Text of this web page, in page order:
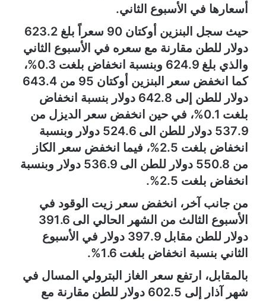
أسعارها في الأسبوع الثاني.
حيث سجل البنزين أوكتان 90 سعراً بلغ 623.2
دولار للطن مقارنة مع سعره في الأسبوع الثاني
والذي بلغ 624.9 وبنسبة انخفاض بلغت 0.3%،
كما انخفض سعر البنزين أوكتان 95 من 643.4
دولار للطن إلى 642.8 دولار بنسبة انخفاض
بلغت 0.1%، في حين انخفض سعر الديزل من
537.9 دولار للطن الى 524.6 دولار وبنسبة
انخفاض بلغت 2.5%، فيما انخفض سعر الكاز
من 550.8 دولار للطن الى 536.9 دولار وبنسبة
انخفاض بلغت 2.5%.
من جانب آخر، انخفض سعر زيت الوقود في
الأسبوع الثالث من الشهر الحالي الى 391.6
دولار للطن مقابل 397.9 دولار في الأسبوع
الثاني بنسبة انخفاض بلغت 1.6%.
بالمقابل، ارتفع سعر الغاز البترولي المسال في
شهر آذار إلى 602.5 دولار للطن مقارنة مع